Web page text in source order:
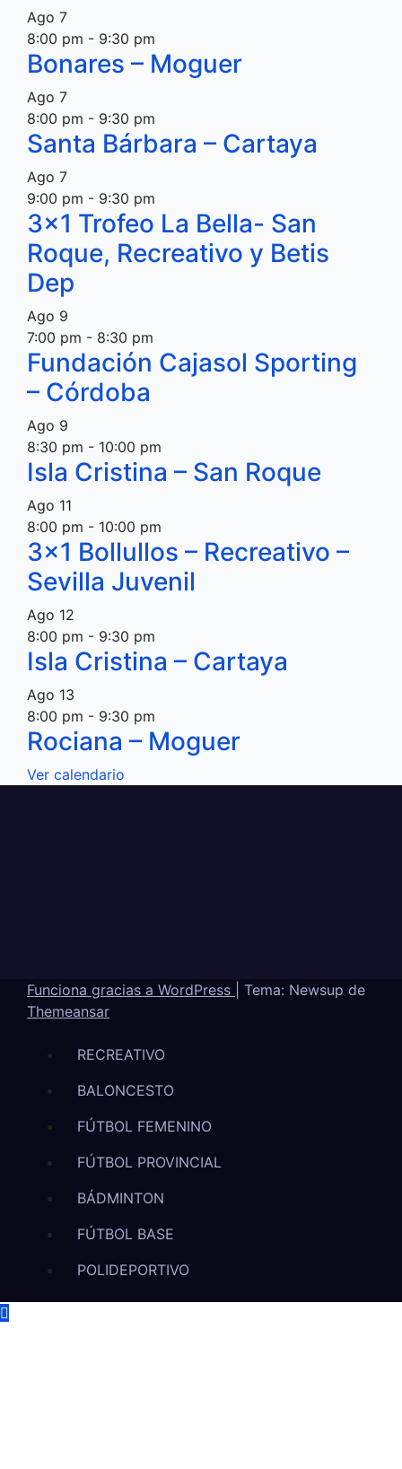
Ago 7
8:00 pm - 9:30 pm
Bonares – Moguer
Ago 7
8:00 pm - 9:30 pm
Santa Bárbara – Cartaya
Ago 7
9:00 pm - 9:30 pm
3×1 Trofeo La Bella- San
Roque, Recreativo y Betis
Dep
Ago 9
7:00 pm - 8:30 pm
Fundación Cajasol Sporting
– Córdoba
Ago 9
8:30 pm - 10:00 pm
Isla Cristina – San Roque
Ago 11
8:00 pm - 10:00 pm
3×1 Bollullos – Recreativo –
Sevilla Juvenil
Ago 12
8:00 pm - 9:30 pm
Isla Cristina – Cartaya
Ago 13
8:00 pm - 9:30 pm
Rociana – Moguer
Ver calendario
Funciona gracias a WordPress
Tema: Newsup de
Themeansar
RECREATIVO
BALONCESTO
FÚTBOL FEMENINO
FÚTBOL PROVINCIAL
BÁDMINTON
FÚTBOL BASE
POLIDEPORTIVO